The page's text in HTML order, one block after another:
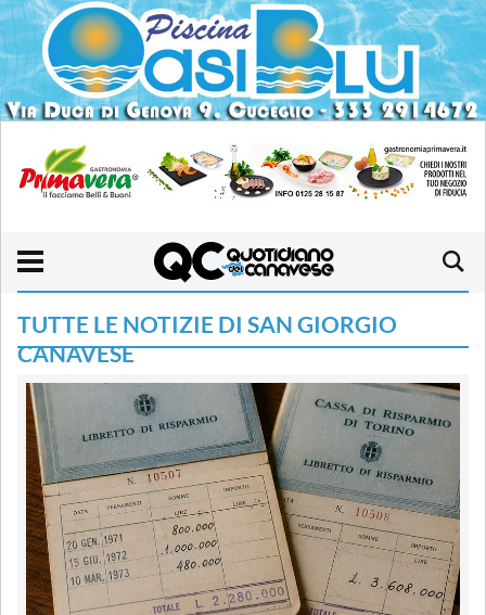
TUTTE LE NOTIZIE DI SAN GIORGIO
CANAVESE